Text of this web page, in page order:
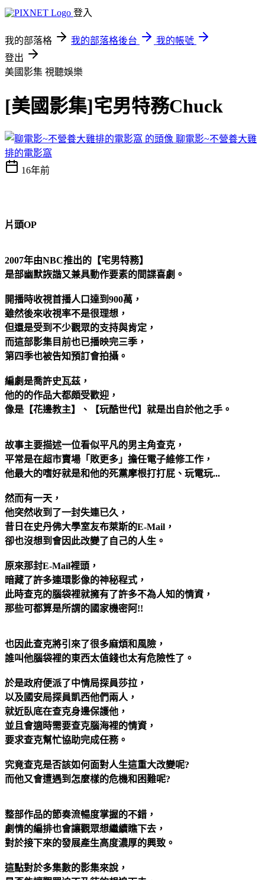
登入
我的部落格 我的部落格後台
我的帳號
登出
美國影集 視聽娛樂
[美國影集]宅男特務Chuck
聊電影~不營養大雞
排的電影窩
16年前
片頭OP
2007年由NBC推出的【宅男特務】
是部幽默詼諧又兼具動作要素的間諜喜劇。
開播時收視首播人口達到900萬，
雖然後來收視率不是很理想，
但還是受到不少觀眾的支持與肯定，
而這部影集目前也已播映完三季，
第四季也被告知預訂會拍攝。
編劇是喬許史瓦茲，
他的的作品大都頗受歡迎，
像是【花邊教主】、【玩酷世代】就是出自於他之手。
故事主要描述一位看似平凡的男主角查克，
平常是在超市賣場「敗更多」擔任電子維修工作，
他最大的嗜好就是和他的死黨摩根打打屁、玩電玩...
然而有一天，
他突然收到了一封失連已久，
昔日在史丹佛大學室友布萊斯的E-Mail，
卻也沒想到會因此改變了自己的人生。
原來那封E-Mail裡頭，
暗藏了許多連環影像的神秘程式，
此時查克的腦袋裡就擁有了許多不為人知的情資，
那些可都算是所謂的國家機密阿!!
也因此查克將引來了很多麻煩和風險，
誰叫他腦袋裡的東西太值錢也太有危險性了。
於是政府便派了中情局探員莎拉，
以及國安局探員凱西他們兩人，
就近臥底在查克身邊保護他，
並且會適時需要查克腦海裡的情資，
要求查克幫忙協助完成任務。
究竟查克是否該如何面對人生這重大改變呢?
而他又會遭遇到怎麼樣的危機和困難呢?
整部作品的節奏流暢度掌握的不錯，
劇情的編排也會讓觀眾想繼續瞧下去，
對於接下來的發展產生高度濃厚的興致。
這點對於多集數的影集來說，